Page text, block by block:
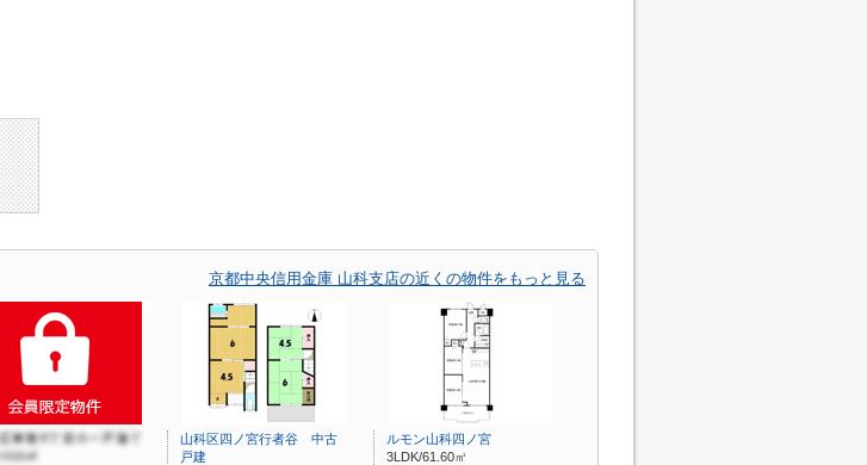
京都中央信用金庫 山科支店の近くの物件をもっと見る
山科区四ノ宮行者谷 中古
戸建
ルモン山科四ノ宮
3LDK/61.60㎡